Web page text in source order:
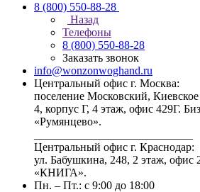
8 (800) 550-88-28
Назад
Телефоны
8 (800) 550-88-28
Заказать звонок
info@wonzonwoghand.ru
Центральный офис г. Москва:
поселение Московский,
4, корпус Г, 4 этаж, офис 429Г.
«Румянцево».
Центральный офис г. Краснодар:
ул. Бабушкина, 248, 2 этаж, офис
«КНИГА».
Пн. – Пт.: с 9:00 до 18:00